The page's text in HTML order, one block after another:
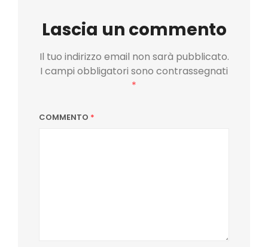
Lascia un commento
Il tuo indirizzo email non sarà pubblicato.
I campi obbligatori sono contrassegnati
*
COMMENTO *